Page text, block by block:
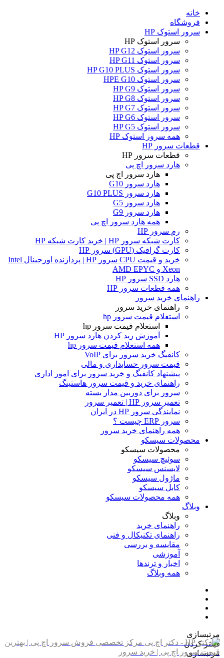
خانه
فروشگاه
سرور استوک HP
سرور استوک HP
سرور استوک HP G12
سرور استوک HP G11
سرور استوک HP G10 PLUS
سرور استوک HPE G10
سرور استوک HP G9
سرور استوک HP G8
سرور استوک HP G7
سرور استوک HP G6
سرور استوک HP G5
همه سرور استوک HP
قطعات سرور HP
قطعات سرور HP
هارد سرور اچ پی
هارد سرور اچ پی
هارد سرور G10
هارد سرور G10 PLUS
هارد سرور G5
هارد سرور G9
همه هارد سرور اچ پی
رم سرور HP
کارت شبکه سرور HP | خرید کارت شبکه HP
کارت گرافیک (GPU) سرور HP
خرید و قیمت CPU سرور HP | پردازنده اورجینال Intel
Xeon و AMD EPYC
هارد SSD سرور HP
همه قطعات سرور HP
راهنمای خرید سرور
راهنمای خرید سرور
استعلام قیمت سرور hp
استعلام قیمت سرور hp
آموزش ريد كردن هارد سرور HP
همه استعلام قیمت سرور hp
کانفیگ خرید سرور برای VoIP
قیمت سرور حسابداری و مالی
پیشنهاد کانفیگ و خرید سرور برای امور اداری
راهنمای خرید و قیمت سرور هاستینگ
سرور برای دوربین مدار بسته
تعمیر سرور HP | تعمیر سرور
نمایندگی سرور HP در ایران
سرور ERP چیست ؟
همه راهنمای خرید سرور
محصولات سیسکو
محصولات سیسکو
سوئیچ سیسکو
لایسنس سیسکو
ماژول سیسکو
کابل سیسکو
همه محصولات سیسکو
وبلاگ
وبلاگ
راهنمای خرید
راهنمای تکنیکال و فنی
مقایسه و بررسی
آموزشی
اخبار و ترندها
همه وبلاگ
مرتبسازی
فیلتر کردن
مرتبسازی